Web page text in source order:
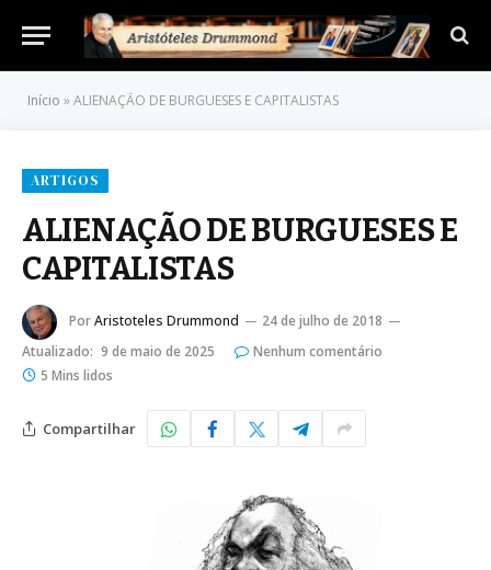
Início »ALIENAÇÃO DE BURGUESES E CAPITALISTAS
ARTIGOS
ALIENAÇÃO DE BURGUESES E
CAPITALISTAS
PorAristoteles Drummond
24 de julho de 2018
Atualizado: 9 de maio de 2025
Nenhum comentário
5 Mins lidos
Compartilhar